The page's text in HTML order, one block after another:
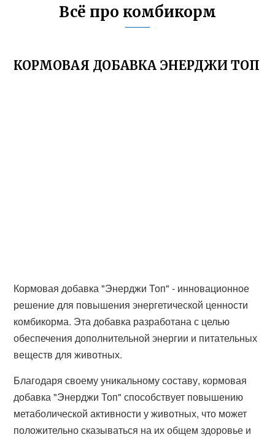
Всё про комбикорм
КОРМОВАЯ ДОБАВКА ЭНЕРДЖИ ТОП
Кормовая добавка "Энерджи Топ" - инновационное
решение для повышения энергетической ценности
комбикорма. Эта добавка разработана с целью
обеспечения дополнительной энергии и питательных
веществ для животных.
Благодаря своему уникальному составу, кормовая
добавка "Энерджи Топ" способствует повышению
метаболической активности у животных, что может
положительно сказываться на их общем здоровье и